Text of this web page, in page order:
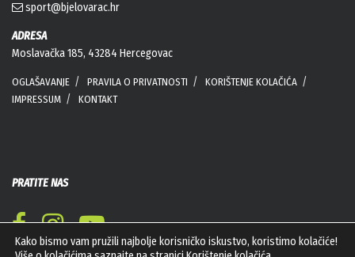
sport@bjelovarac.hr
ADRESA
Moslavačka 185, 43284 Hercegovac
OGLAŠAVANJE PRAVILA O PRIVATNOSTI
KORIŠTENJE KOLAČIĆA
IMPRESSUM
KONTAKT
PRATITE NAS
Kako bismo vam pružili najbolje korisničko iskustvo, koristimo kolačiće!